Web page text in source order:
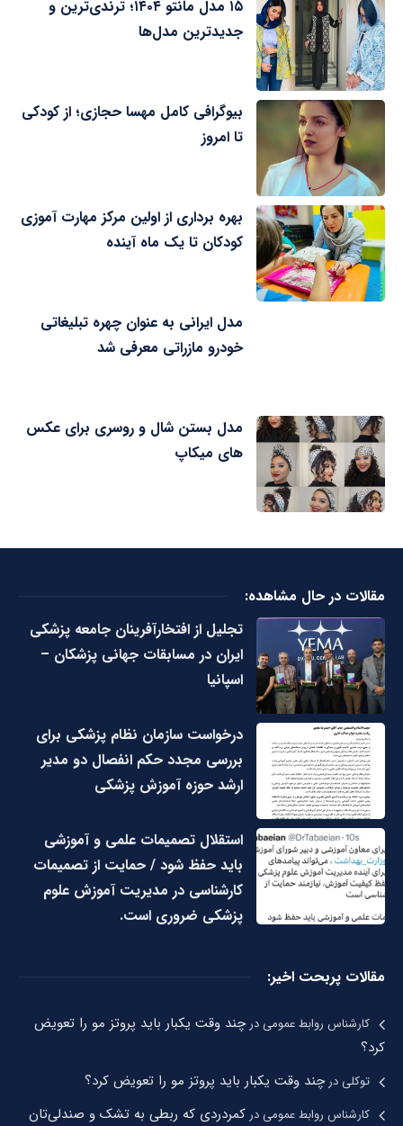
۱۵ مدل مانتو ۱۴۰۴؛ ترندی‌ترین و
جدیدترین مدل‌ها
بیوگرافی کامل مهسا حجازی؛ از کودکی
تا امروز
بهره برداری از اولین مرکز مهارت آموزی
کودکان تا یک ماه آینده
مدل ایرانی به عنوان چهره تبلیغاتی
خودرو مازراتی معرفی شد
مدل بستن شال و روسری برای عکس
های میکاپ
مقالات در حال مشاهده:
تجلیل از افتخارآفرینان جامعه پزشکی
ایران در مسابقات جهانی پزشکان –
اسپانیا
درخواست سازمان نظام پزشکی برای
بررسی مجدد حکم انفصال دو مدیر
ارشد حوزه آموزش پزشکی
استقلال تصمیمات علمی و آموزشی
باید حفظ شود / حمایت از تصمیمات
کارشناسی در مدیریت آموزش علوم
پزشکی ضروری است.
مقالات پربحت اخیر:
کارشناس روابط عمومیدرچند وقت یکبار باید پروتز مو را تعویض
کرد؟
توکلیدرچند وقت یکبار باید پروتز مو را تعویض کرد؟
کارشناس روابط عمومیدر کمردردی که ربطی به تشک و صندلی‌تان